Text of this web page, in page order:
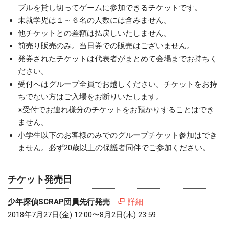
ブルを貸し切ってゲームに参加できるチケットです。
未就学児は１～６名の人数には含みません。
他チケットとの差額は払戻しいたしません。
前売り販売のみ。当日券での販売はございません。
発券されたチケットは代表者がまとめて会場までお持ちく
ださい。
受付へはグループ全員でお越しください。チケットをお持
ちでない方はご入場をお断りいたします。
※受付でお連れ様分のチケットをお預かりすることはでき
ません。
小学生以下のお客様のみでのグループチケット参加はでき
ません。必ず20歳以上の保護者同伴でご参加ください。
チケット発売日
少年探偵SCRAP団員先行発売
詳細
2018年7月27日(金) 12:00〜8月2日(木) 23:59